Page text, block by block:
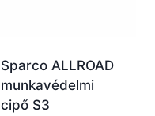
Sparco ALLROAD
munkavédelmi
cipő S3